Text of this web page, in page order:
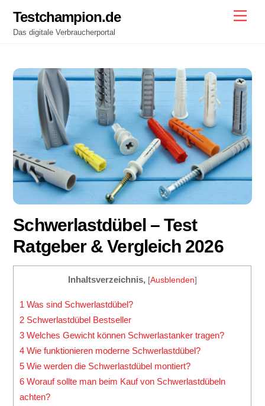
content
Testchampion.de
Das digitale Verbraucherportal
Schwerlastdübel – Test
Ratgeber & Vergleich 2026
Inhaltsverzeichnis, [Ausblenden]
1 Was sind Schwerlastdübel?
2 Schwerlastdübel Bestseller
3 Welches Gewicht können Schwerlastanker tragen?
4 Wie funktionieren moderne Schwerlastdübel?
5 Wie werden die Schwerlastdübel montiert?
6 Worauf sollte man beim Kauf von Schwerlastdübeln
achten?